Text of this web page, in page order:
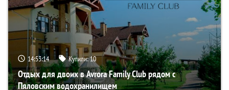
14:53:13 Купили:10
Отдых для двоих в Avrora Family Club рядом с
Пяловским водохранилищем